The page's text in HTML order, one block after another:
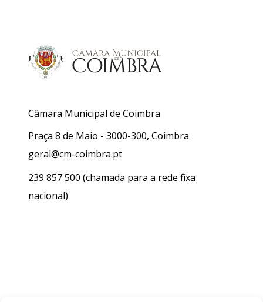
Câmara Municipal de Coimbra
Praça 8 de Maio - 3000-300, Coimbra
geral@cm-coimbra.pt
239 857 500 (chamada para a rede fixa
nacional)